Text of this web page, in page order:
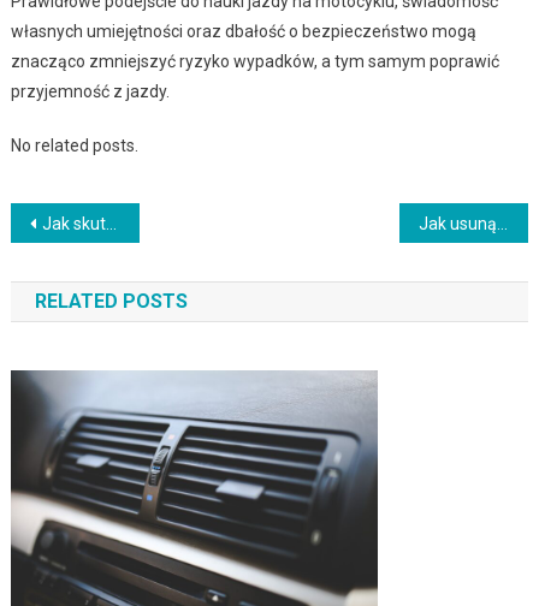
własnych umiejętności oraz dbałość o bezpieczeństwo mogą
znacząco zmniejszyć ryzyko wypadków, a tym samym poprawić
przyjemność z jazdy.
No related posts.
Nawigacja
wpisu
Jak skutecznie odświeżyć wnętrze samochodu? Jak usunąć i przetransportować swoje meble
RELATED POSTS